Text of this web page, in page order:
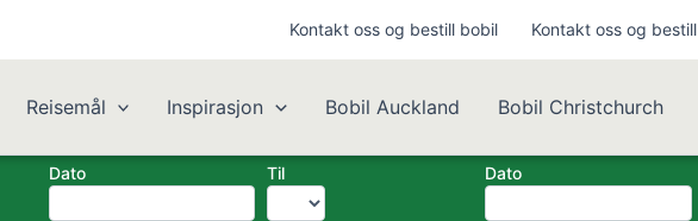
Kontakt oss og bestill bobil Kontakt oss og
Reisemål Inspirasjon Bobil Auckland Bobil Christchurch
Dato Til Dato